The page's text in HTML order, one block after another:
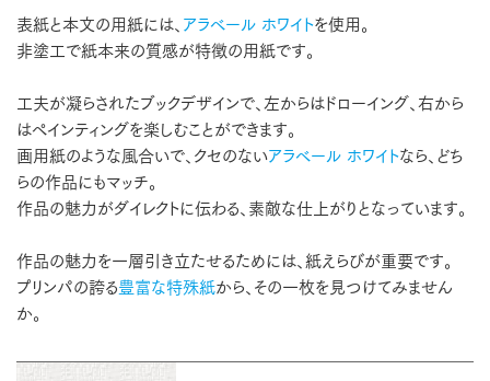
表紙と本文の用紙には、 アラベール ホワイトを使用。
非塗工で紙本来の質感が特徴の用紙です。
工夫が凝らされたブックデザインで、左からはドローイング、右から
はペインティングを楽しむことができます。
画用紙のような風合いで、クセのないアラベール ホワイトなら、どち
らの作品にもマッチ。
作品の魅力がダイレクトに伝わる、素敵な仕上がりとなっています。
作品の魅力を一層引き立たせるためには、紙えらびが重要です。
プリンパの誇る豊富な特殊紙から、その一枚を見つけてみません
か。